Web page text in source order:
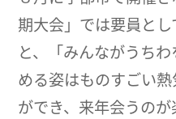
期大会」では要員と
と、「みんながうち
める姿はものすごい
ができ、来年会うの